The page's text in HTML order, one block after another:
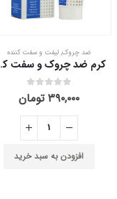
ضد چروک, لیفت و سفت کننده
کرم ضد
۳۹۰,۰۰۰ تومان
افزودن به سبد خرید